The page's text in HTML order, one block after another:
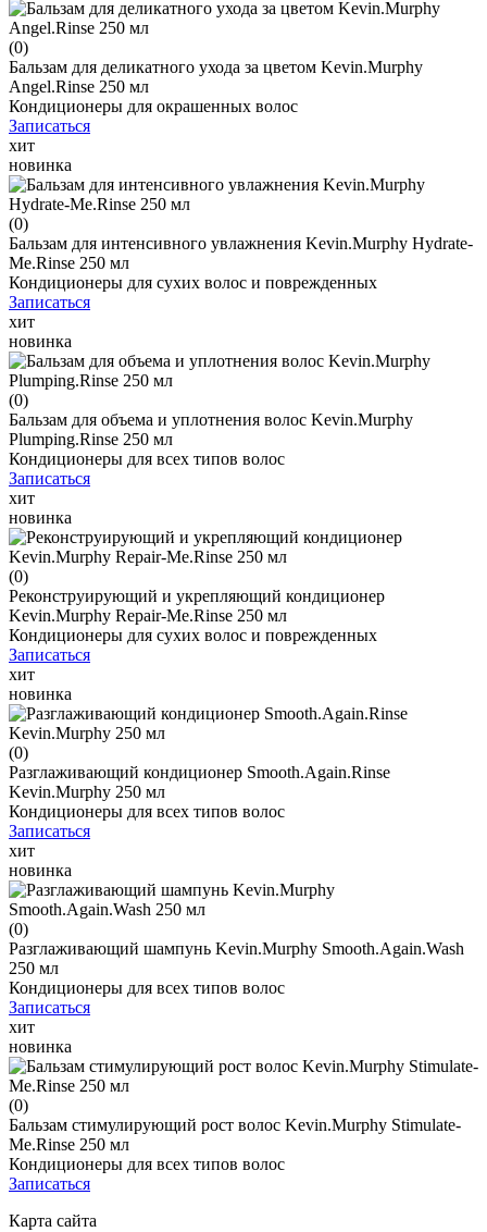
(0)
Бальзам для деликатного ухода за цветом Kevin.Murphy
Angel.Rinse 250 мл
Кондиционеры для окрашенных волос
Записаться
хит
новинка
(0)
Бальзам для интенсивного увлажнения Kevin.Murphy Hydrate-
Me.Rinse 250 мл
Кондиционеры для сухих волос и поврежденных
Записаться
хит
новинка
(0)
Бальзам для объема и уплотнения волос Kevin.Murphy
Plumping.Rinse 250 мл
Кондиционеры для всех типов волос
Записаться
хит
новинка
(0)
Реконструирующий и укрепляющий кондиционер
Kevin.Murphy Repair-Me.Rinse 250 мл
Кондиционеры для сухих волос и поврежденных
Записаться
хит
новинка
(0)
Разглаживающий кондиционер Smooth.Again.Rinse
Kevin.Murphy 250 мл
Кондиционеры для всех типов волос
Записаться
хит
новинка
(0)
Разглаживающий шампунь Kevin.Murphy Smooth.Again.Wash
250 мл
Кондиционеры для всех типов волос
Записаться
хит
новинка
(0)
Бальзам стимулирующий рост волос Kevin.Murphy Stimulate-
Me.Rinse 250 мл
Кондиционеры для всех типов волос
Записаться
Карта сайта